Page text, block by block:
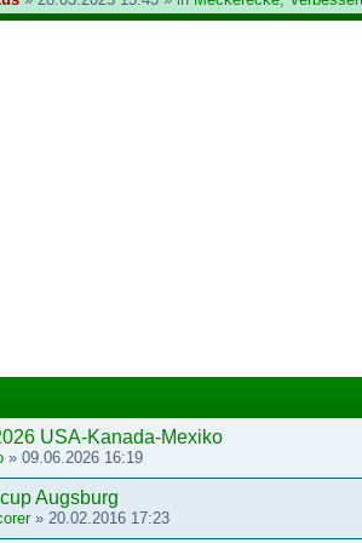
USA-Kanada-Mexiko
» 09.06.2026 16:19
Augsburg
» 20.02.2016 17:23